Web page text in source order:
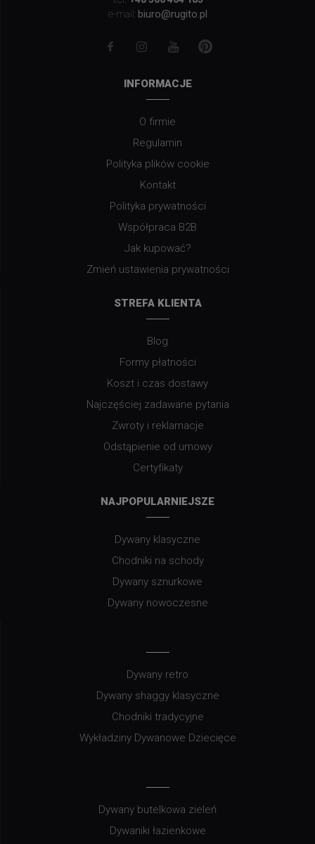
e-mail: biuro@rugito.pl
INFORMACJE
O firmie
Regulamin
Polityka plików cookie
Kontakt
Polityka prywatności
Współpraca B2B
Jak kupować?
Zmień ustawienia prywatności
STREFA KLIENTA
Blog
Formy płatności
Koszt i czas dostawy
Najczęściej zadawane pytania
Zwroty i reklamacje
Odstąpienie od umowy
Certyfikaty
NAJPOPULARNIEJSZE
Dywany klasyczne
Chodniki na schody
Dywany sznurkowe
Dywany nowoczesne
Dywany retro
Dywany shaggy klasyczne
Chodniki tradycyjne
Wykładziny Dywanowe Dziecięce
Dywany butelkowa zieleń
Dywaniki łazienkowe